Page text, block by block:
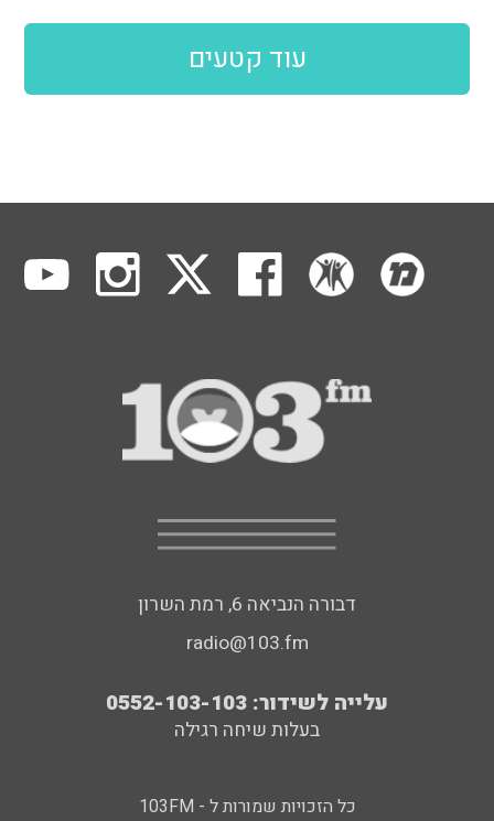
עוד קטעים
דבורה הנביאה 6, רמת השרון
radio@103.fm
עלייה לשידור: 0552-103-103
בעלות שיחה רגילה
כל הזכויות שמורות ל - 103FM